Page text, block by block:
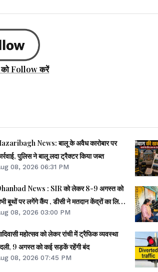
को Follow करें
News: बालू के अवैध कारोबार पर
पुलिस ने बालू लदा ट्रैक्टर किया जब्त
08, 2026 06:31 PM
News : SIR को लेकर 8-9 अगस्त को
पर लगेंगे कैंप , डीसी ने मतदान केंद्रों का लिया
08, 2026 03:00 PM
महोत्सव को लेकर रांची में ट्रैफिक व्यवस्था
9 अगस्त को कई सड़कें रहेंगी बंद
08, 2026 07:45 PM